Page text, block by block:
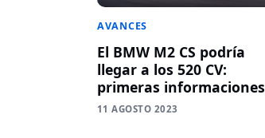
AVANCES
El BMW M2 CS podría
llegar a los 520 CV:
primeras informaciones
11 AGOSTO 2023